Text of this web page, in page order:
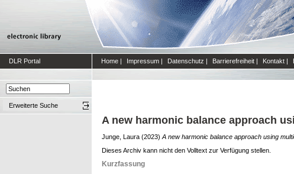
DLR Portal Home | Impressum | Datenschutz | Barrierefreiheit | Kontakt |
Erweiterte Suche
A new harmonic balance approach
Junge, Laura (2023) A new harmonic balance approach using
Dieses Archiv kann nicht den Volltext zur Verfügung stellen.
Kurzfassung